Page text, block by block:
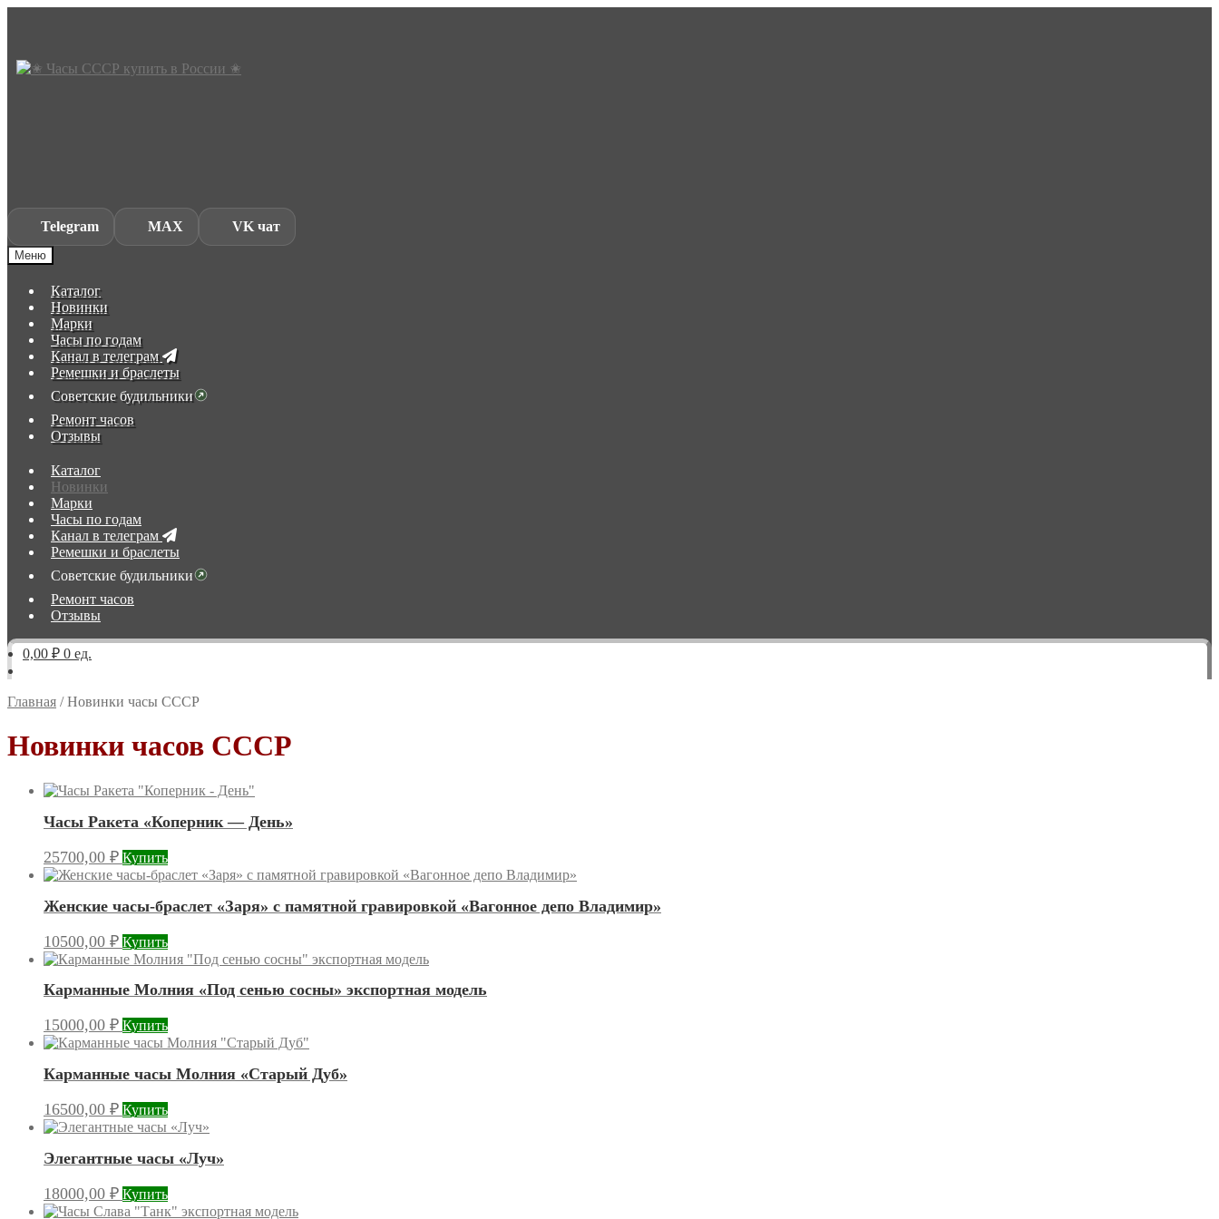
Skip
Skip
Telegram MAX VK чат
Меню
Каталог
Новинки
Марки
Часы по годам
Канал в телеграм
Ремешки и браслеты
Советские будильники
Ремонт часов
Отзывы
Каталог
Новинки
Марки
Часы по годам
Канал в телеграм
Ремешки и браслеты
Советские будильники
Ремонт часов
Отзывы
0,00 ₽ 0 ед.
Главная /Новинки часы СССР
Новинки часов СССР
Часы Ракета «Коперник — День»
25700,00 ₽ Купить
Женские часы-браслет «Заря» с памятной гравировкой «Вагонное депо Владимир»
10500,00 ₽ Купить
Карманные Молния «Под сенью сосны» экспортная модель
15000,00 ₽ Купить
Карманные часы Молния «Старый Дуб»
16500,00 ₽ Купить
Элегантные часы «Луч»
18000,00 ₽ Купить